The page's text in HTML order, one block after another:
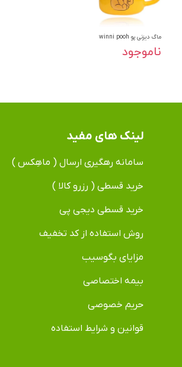
ماگ دیزنی پو winni pooh
ناموجود
لینک های مفید
سامانه رهگیری ارسال ( ماهِکس )
خرید قسطی ( رزرو کالا )
خرید قسطی دیجی پی
روش استفاده از کد تخفیف
مزایای بگوسیب
بیمه اختصاصی
حریم خصوصی
قوانین و شرایط استفاده